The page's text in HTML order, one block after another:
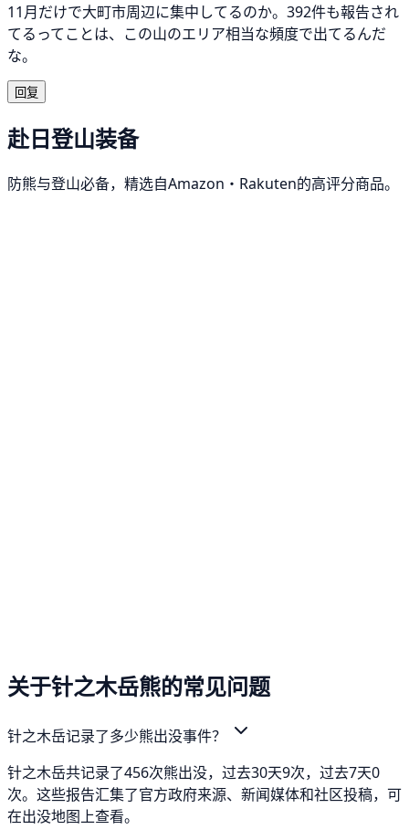
11月だけで大町市周辺に集中してるのか。392件も報告され
てるってことは、この山のエリア相当な頻度で出てるんだ
な。
回复
赴日登山装备
防熊与登山必备，精选自Amazon・Rakuten的高评分商品。
关于针之木岳熊的常见问题
针之木岳记录了多少熊出没事件？
针之木岳共记录了456次熊出没，过去30天9次，过去7天0
次。这些报告汇集了官方政府来源、新闻媒体和社区投稿，可
在出没地图上查看。